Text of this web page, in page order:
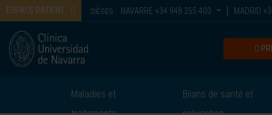
ESPACE PATIENT SIÈGES : NAVARRE +34 948 255 400 MADRID
Maladies et
Bilans de santé et